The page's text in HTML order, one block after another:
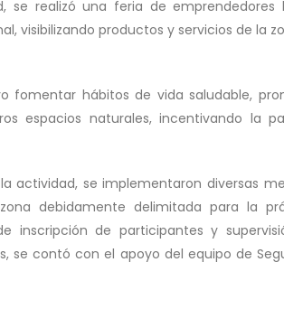
realizó una feria de emprendedores
visibilizando productos y servicios de la
fomentar hábitos de vida saludable,
espacios naturales, incentivando la
actividad, se implementaron diversas
debidamente delimitada para la
inscripción de participantes y
se contó con el apoyo del equipo de